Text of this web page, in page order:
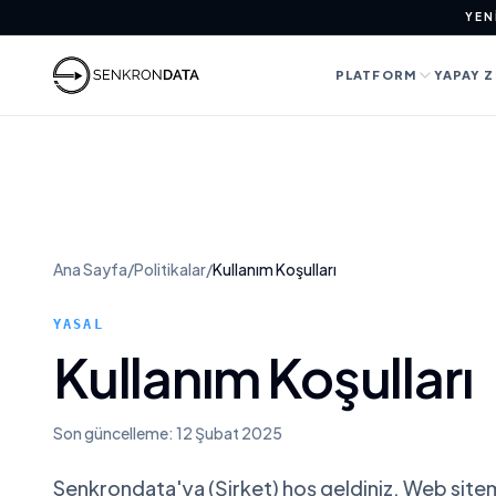
PLATFORM
Dijital Raf Analitiği
YAPAY
Ana Sayfa/Politikalar/Kullanım Koşulları
YASAL
Kullanım Koşulları
Son güncelleme: 12 Şubat 2025
Senkrondata'ya (Şirket) hoş geldiniz. Web